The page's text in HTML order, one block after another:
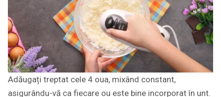
Adăugați treptat cele 4 oua, mixând constant,
asigurându-vă ca fiecare ou este bine incorporat în unt.